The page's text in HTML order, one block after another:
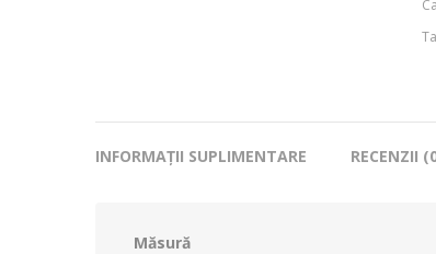
INFORMAȚII SUPLIMENTARE RECENZII
Măsură